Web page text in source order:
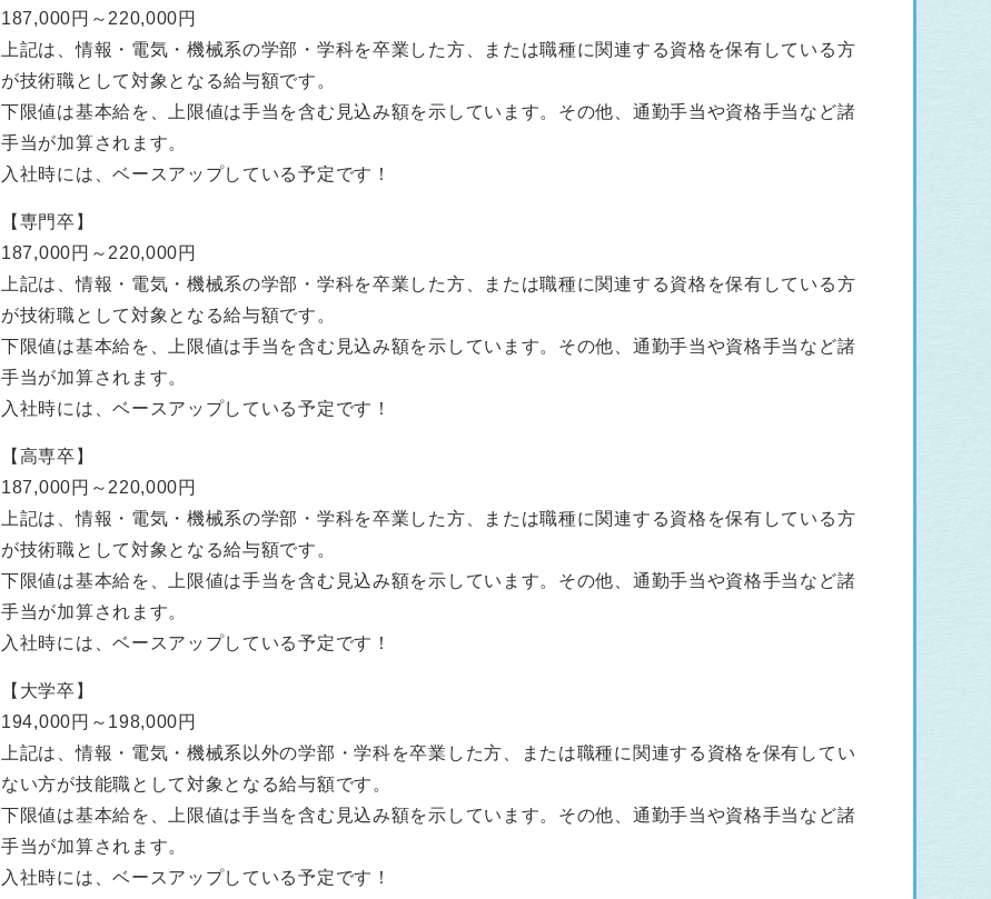
187,000円～220,000円
上記は、情報・電気・機械系の学部・学科を卒業した方、または職種に関連する資格を保有している方
が技術職として対象となる給与額です。
下限値は基本給を、上限値は手当を含む見込み額を示しています。その他、通勤手当や資格手当など諸
手当が加算されます。
入社時には、ベースアップしている予定です！
【専門卒】
187,000円～220,000円
上記は、情報・電気・機械系の学部・学科を卒業した方、または職種に関連する資格を保有している方
が技術職として対象となる給与額です。
下限値は基本給を、上限値は手当を含む見込み額を示しています。その他、通勤手当や資格手当など諸
手当が加算されます。
入社時には、ベースアップしている予定です！
【高専卒】
187,000円～220,000円
上記は、情報・電気・機械系の学部・学科を卒業した方、または職種に関連する資格を保有している方
が技術職として対象となる給与額です。
下限値は基本給を、上限値は手当を含む見込み額を示しています。その他、通勤手当や資格手当など諸
手当が加算されます。
入社時には、ベースアップしている予定です！
【大学卒】
194,000円～198,000円
上記は、情報・電気・機械系以外の学部・学科を卒業した方、または職種に関連する資格を保有してい
ない方が技能職として対象となる給与額です。
下限値は基本給を、上限値は手当を含む見込み額を示しています。その他、通勤手当や資格手当など諸
手当が加算されます。
入社時には、ベースアップしている予定です！